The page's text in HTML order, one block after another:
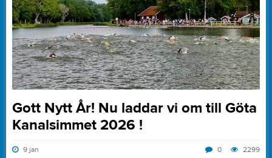
Gott Nytt År! Nu laddar vi om till Göta
Kanalsimmet 2026 !
9 jan 2299
0